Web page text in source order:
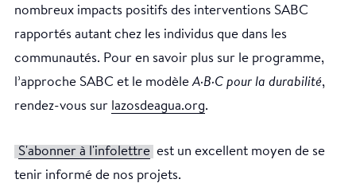
nombreux impacts positifs des interventions SABC
rapportés autant chez les individus que dans les
communautés. Pour en savoir plus sur le programme,
l’approche SABC et le modèleA·B·C pour la durabilité,
rendez-vous sur lazosdeagua.org.
S'abonner à l'infolettre est un excellent moyen de se
tenir informé de nos projets.